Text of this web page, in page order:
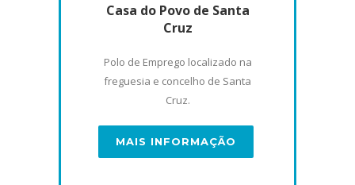
Casa do Povo de Santa
Cruz
Polo de Emprego localizado na
freguesia e concelho de Santa
Cruz.
MAIS INFORMAÇÃO